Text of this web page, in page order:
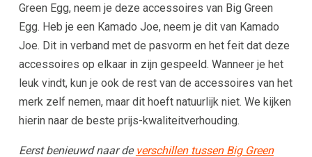
Green Egg, neem je deze accessoires van Big Green
Egg. Heb je een Kamado Joe, neem je dit van Kamado
Joe. Dit in verband met de pasvorm en het feit dat deze
accessoires op elkaar in zijn gespeeld. Wanneer je het
leuk vindt, kun je ook de rest van de accessoires van het
merk zelf nemen, maar dit hoeft natuurlijk niet. We kijken
hierin naar de beste prijs-kwaliteitverhouding.
Eerst benieuwd naar de verschillen tussen Big Green